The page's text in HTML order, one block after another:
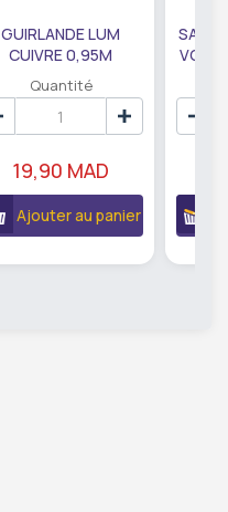
GUIRLANDE LUM
CUIVRE 0,95M
DE79207
Quantité
19,90 MAD
Ajouter au panier